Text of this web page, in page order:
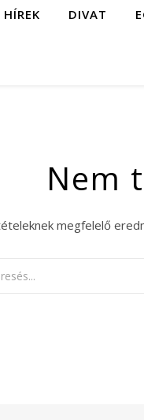
HÍREK DIVAT
Nem
megfelelő